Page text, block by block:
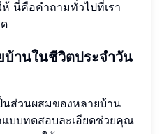
ห้ นี่คือคำถามทั่วไปที่เรา
านในชีวิตประจำวัน
ส่วนผสมของหลายบ้าน
แบบทดสอบละเอียดช่วยคุณ